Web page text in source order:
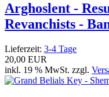
Arghoslent -
Revanchists -
Lieferzeit: 3-4 Tage
20,00 EUR
inkl. 19 % MwSt. zzgl.